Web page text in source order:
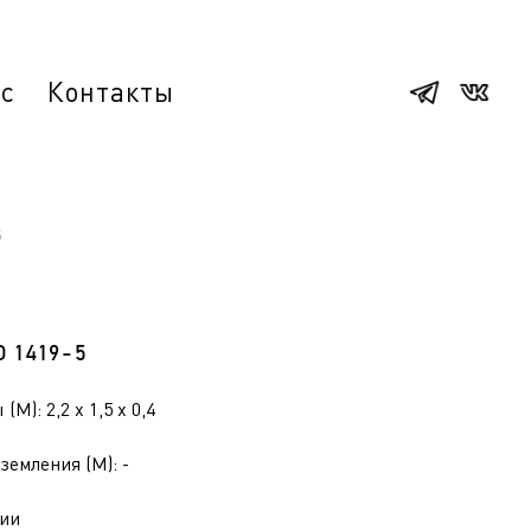
Контакты
1419-5
(М): 2,2 x 1,5 x 0,4
(М): -